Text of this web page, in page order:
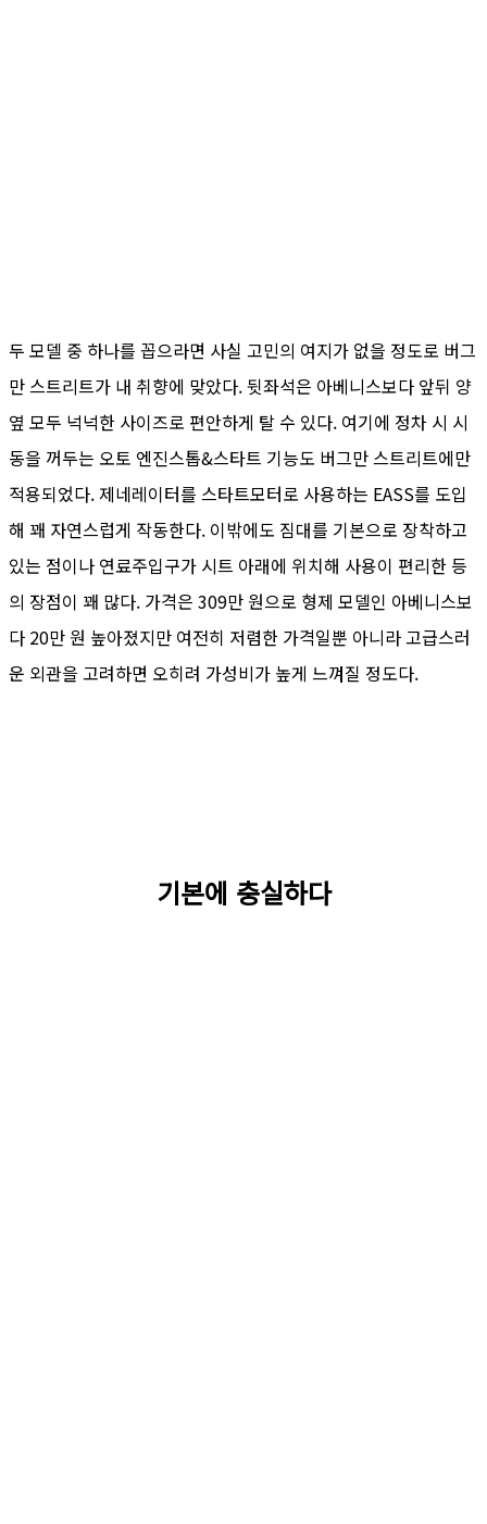
두 모델 중 하나를 꼽으라면 사실 고민의 여지가 없을 정도로 버그
만 스트리트가 내 취향에 맞았다. 뒷좌석은 아베니스보다 앞뒤 양
옆 모두 넉넉한 사이즈로 편안하게 탈 수 있다. 여기에 정차 시 시
동을 꺼두는 오토 엔진스톱&스타트 기능도 버그만 스트리트에만
적용되었다. 제네레이터를 스타트모터로 사용하는 EASS를 도입
해 꽤 자연스럽게 작동한다. 이밖에도 짐대를 기본으로 장착하고
있는 점이나 연료주입구가 시트 아래에 위치해 사용이 편리한 등
의 장점이 꽤 많다. 가격은 309만 원으로 형제 모델인 아베니스보
다 20만 원 높아졌지만 여전히 저렴한 가격일뿐 아니라 고급스러
운 외관을 고려하면 오히려 가성비가 높게 느껴질 정도다.
기본에 충실하다